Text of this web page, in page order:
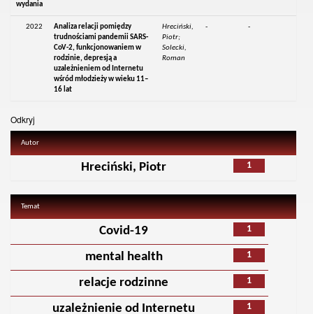
wydania
2022
Analiza relacji pomiędzy
trudnościami pandemii SARS-
CoV-2, funkcjonowaniem w
rodzinie, depresją a
uzależnieniem od Internetu
wśród młodzieży w wieku 11–
16 lat
Hreciński,
Piotr;
Solecki,
Roman
- -
Odkryj
Autor
1
Hreciński, Piotr
Temat
1
Covid-19
1
mental health
1
relacje rodzinne
1
uzależnienie od Internetu